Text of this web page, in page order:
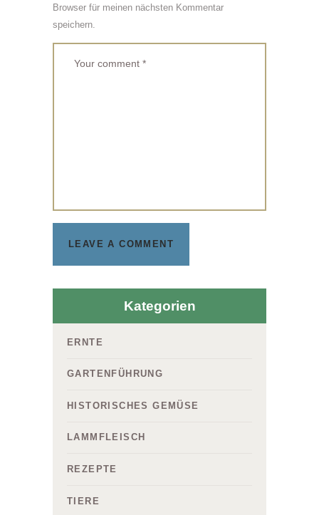
Browser für meinen nächsten Kommentar
speichern.
Kategorien
ERNTE
GARTENFÜHRUNG
HISTORISCHES GEMÜSE
LAMMFLEISCH
REZEPTE
TIERE